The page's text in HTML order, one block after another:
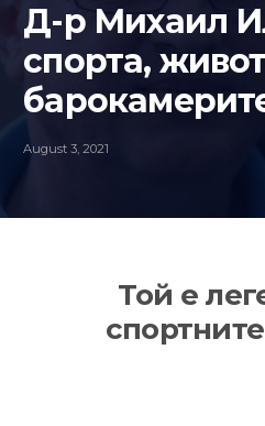
Д-р Михаил
спорта,
August 3, 2021
Той е